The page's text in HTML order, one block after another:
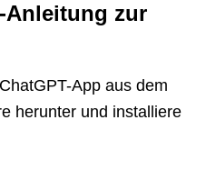
zur
App aus dem
herunter und installiere